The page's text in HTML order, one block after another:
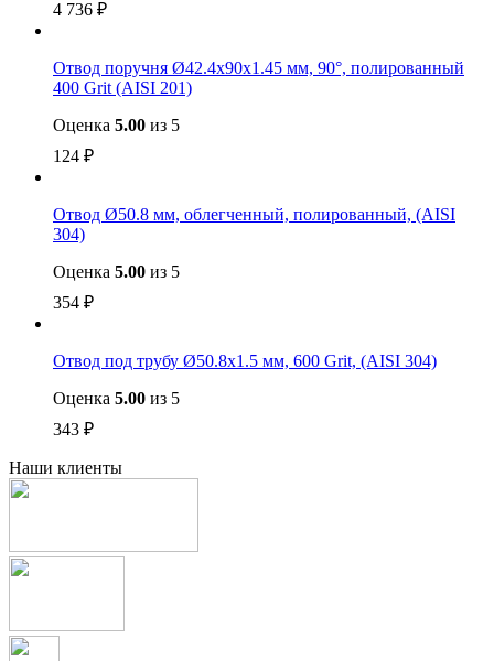
4 736 ₽
Отвод поручня Ø42.4х90х1.45 мм, 90°, полированный
400 Grit (AISI 201)
Оценка 5.00 из 5
124 ₽
Отвод Ø50.8 мм, облегченный, полированный, (AISI
304)
Оценка 5.00 из 5
354 ₽
Отвод под трубу Ø50.8х1.5 мм, 600 Grit, (AISI 304)
Оценка 5.00 из 5
343 ₽
Наши клиенты